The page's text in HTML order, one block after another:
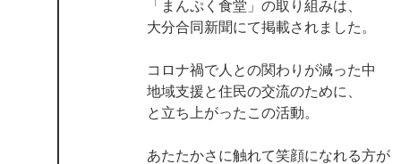
「まんぷく食堂」の取り組みは、
大分合同新聞にて掲載されました。
コロナ禍で人との関わりが減った中
地域支援と住民の交流のために、
と立ち上がったこの活動。
あたたかさに触れて笑顔になれる方が